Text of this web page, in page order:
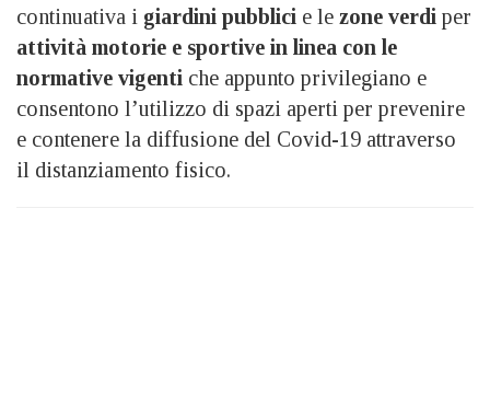
continuativa i giardini pubblici e le zone verdi per
attività motorie e sportive in linea con le
normative vigenti che appunto privilegiano e
consentono l’utilizzo di spazi aperti per prevenire
e contenere la diffusione del Covid-19 attraverso
il distanziamento fisico.